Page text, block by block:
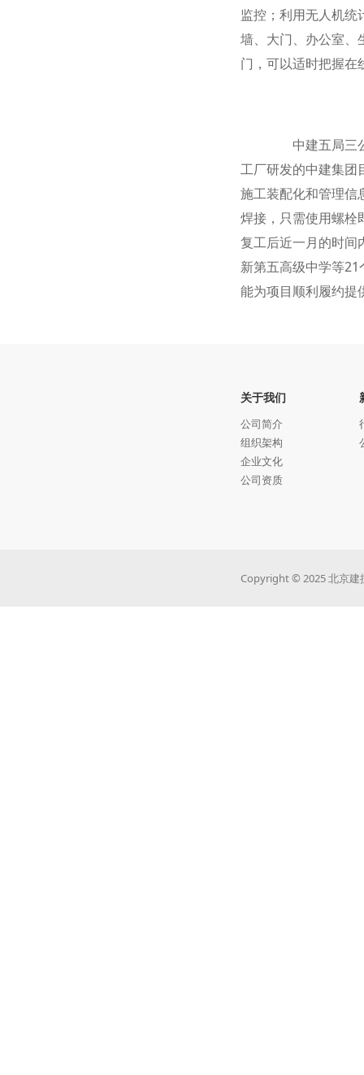
监控；利用无人机统
墙、大门、办公室、
门，可以适时把握在
中建五局三公
工厂研发的中建集
施工装配化和管理
焊接，只需使用螺
复工后近一月的时
新第五高级中学等
能为项目顺利履约提
关于我们
公司简介
组织架构
企业文化
公司资质
Copyright © 2025 北京建